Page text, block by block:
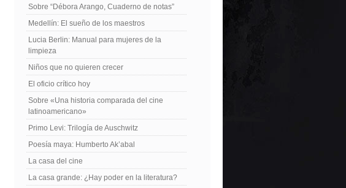
Sobre “Débora Arango, Cuaderno de notas”
Medellín: El sueño de los maestros
Lucia Berlin: Manual para mujeres de la
limpieza
Niños que no quieren crecer
El oficio crítico hoy
Sobre «Una historia comparada del cine
latinoamericano»
Primo Levi: Trilogía de Auschwitz
Poesía maya: Humberto Ak’abal
La casa del cine
La casa grande: ¿Hay poder en la literatura?